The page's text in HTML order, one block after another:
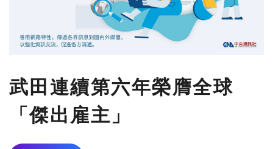
武田連續第六年榮膺全球
「傑出雇主」